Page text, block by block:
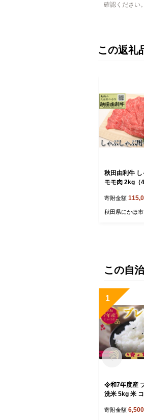
確認ください。
この返礼
秋田由利牛
モモ肉 2kg（
しゃぶ
寄附金額
秋田県にかほ市
この自
1
令和7年度産
洗米 5kg 米 コメ お米 生活
秋田県産 秋田
寄附金額